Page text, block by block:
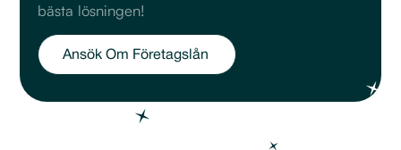
bästa lösningen!
Ansök Om Företagslån